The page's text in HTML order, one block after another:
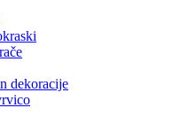
dekoracije